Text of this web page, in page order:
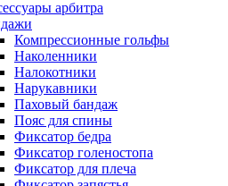
арбитра
Компрессионные гольфы
Наколенники
Налокотники
Нарукавники
Паховый бандаж
Пояс для спины
Фиксатор бедра
Фиксатор голеностопа
Фиксатор для плеча